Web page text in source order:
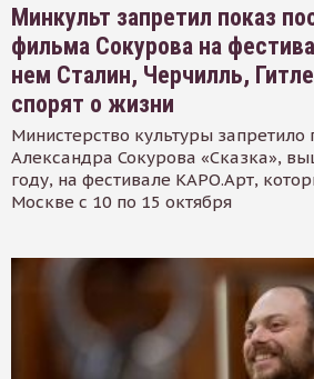
Минкульт запретил показ
фильма Сокурова на
нем Сталин, Черчилль,
спорят о жизни
Министерство культуры запретило
Александра Сокурова «Сказка»,
году, на фестивале КАРО.Арт,
Москве с 10 по 15 октября